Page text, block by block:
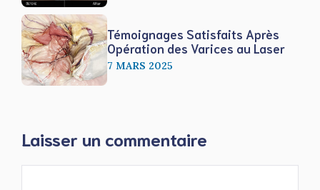
Témoignages Satisfaits Après
Opération des Varices au Laser
7 MARS 2025
Laisser un commentaire